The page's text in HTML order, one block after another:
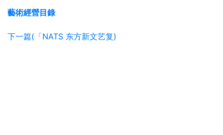
藝術經營目錄
下一篇(「NATS 东方新文艺复)